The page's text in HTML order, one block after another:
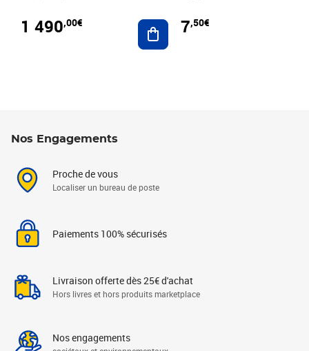
1 490,00€ Ajouter au panier
7,50€
Nos Engagements
Proche de vous
Localiser un bureau de poste
Paiements 100% sécurisés
Livraison offerte dès 25€ d'achat
Hors livres et hors produits marketplace
Nos engagements